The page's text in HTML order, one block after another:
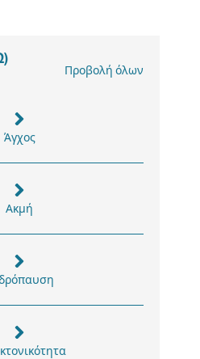
Προβολή όλων
Άγχος
Ακμή